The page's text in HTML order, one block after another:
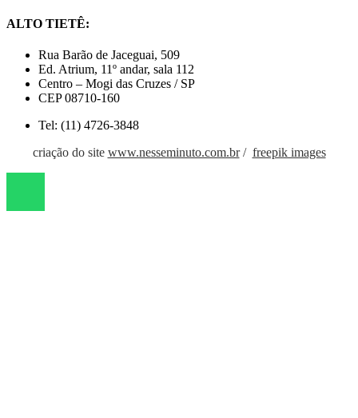
ALTO TIETÊ:
Rua Barão de Jaceguai, 509
Ed. Atrium, 11º andar, sala 112
Centro – Mogi das Cruzes / SP
CEP 08710-160
Tel: (11) 4726-3848
criação do site www.nesseminuto.com.br/ freepik images